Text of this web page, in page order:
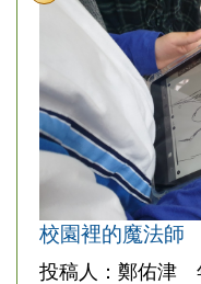
校園裡的魔法師
投稿人：鄭佑津